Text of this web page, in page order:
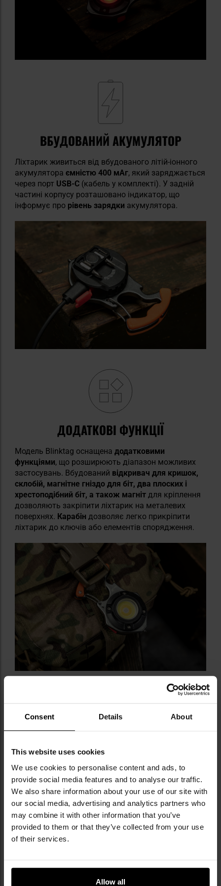
Consent Details About
This website uses cookies
We use cookies to personalise content and ads, to
provide social media features and to analyse our traffic.
We also share information about your use of our site with
our social media, advertising and analytics partners who
may combine it with other information that you’ve
provided to them or that they’ve collected from your use
of their services.
Allow all
ВБУДОВАНИЙ АКУМУЛЯТОР
Ліхтарик живиться від вбудованого літій-іонного
акумулятора ємністю 400 мАг, який заряджається
через порт USB-C (кабель у комплекті). У задній
частині корпусу розташовано індикатор, що
інформує про рівень зарядки акумулятора.
ДОДАТКОВІ ФУНКЦІЇ
Модель Blinktag оснащена додатковими
функціями, що розширюють діапазон можливих
застосувань. Вбудований відкривач для кришок,
склобій, магнітне гніздо для біт, два плоских і
хрестоподібний біт, а також магніт для кріплення
дозволяють закріпити ліхтарик на металевих
поверхнях. Карабін дозволяє легко прикріпити
ліхтарик до ключів або елементів спорядження.
ЕЛЕМЕНТИ НАБОРУ
ліхтарик XRG Keychain Flashlight Blinktag
кабель USB-C
плоский біт
хрестоподібний біт
інструкція з експлуатації